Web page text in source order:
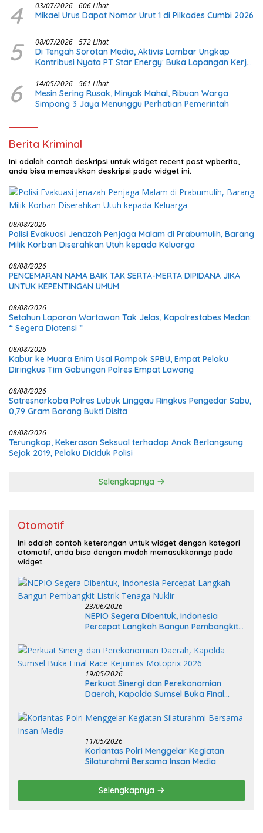
4 03/07/2026 606 Lihat
Mikael Urus Dapat Nomor Urut 1 di Pilkades Cumbi 2026
5 08/07/2026 572 Lihat
Di Tengah Sorotan Media, Aktivis Lambar Ungkap
Kontribusi Nyata PT Star Energy: Buka Lapangan Kerja
6 14/05/2026 561 Lihat
Mesin Sering Rusak, Minyak Mahal, Ribuan Warga
Simpang 3 Jaya Menunggu Perhatian Pemerintah
Berita Kriminal
Ini adalah contoh deskripsi untuk widget recent post wpberita,
anda bisa memasukkan deskripsi pada widget ini.
08/08/2026
Polisi Evakuasi Jenazah Penjaga Malam di Prabumulih, Barang
Milik Korban Diserahkan Utuh kepada Keluarga
08/08/2026
PENCEMARAN NAMA BAIK TAK SERTA-MERTA DIPIDANA JIKA
UNTUK KEPENTINGAN UMUM
08/08/2026
Setahun Laporan Wartawan Tak Jelas, Kapolrestabes Medan:
“ Segera Diatensi ”
08/08/2026
Kabur ke Muara Enim Usai Rampok SPBU, Empat Pelaku
Diringkus Tim Gabungan Polres Empat Lawang
08/08/2026
Satresnarkoba Polres Lubuk Linggau Ringkus Pengedar Sabu,
0,79 Gram Barang Bukti Disita
08/08/2026
Terungkap, Kekerasan Seksual terhadap Anak Berlangsung
Sejak 2019, Pelaku Diciduk Polisi
Selengkapnya
Otomotif
Ini adalah contoh keterangan untuk widget dengan kategori
otomotif, anda bisa dengan mudah memasukkannya pada
widget.
23/06/2026
NEPIO Segera Dibentuk, Indonesia
Percepat Langkah Bangun Pembangkit
19/05/2026
Perkuat Sinergi dan Perekonomian
Daerah, Kapolda Sumsel Buka Final
11/05/2026
Korlantas Polri Menggelar Kegiatan
Silaturahmi Bersama Insan Media
Selengkapnya